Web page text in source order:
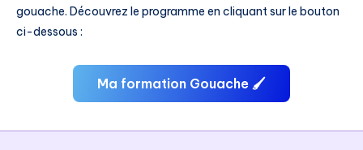
gouache. Découvrez le programme en cliquant sur le bouton
ci-dessous :
Ma formation Gouache 🖌️